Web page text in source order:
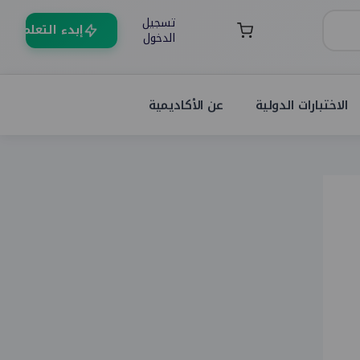
تسجيل
الدخول إبدء التعلم
الاختبارات الدولية عن الأكاديمية